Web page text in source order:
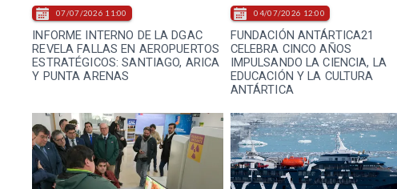
INFORME INTERNO DE LA DGAC
REVELA FALLAS EN AEROPUERTOS
ESTRATÉGICOS: SANTIAGO, ARICA
Y PUNTA ARENAS
07/07/2026 11:00
FUNDACIÓN ANTÁRTICA21
CELEBRA CINCO AÑOS
IMPULSANDO LA CIENCIA, LA
EDUCACIÓN Y LA CULTURA
ANTÁRTICA
04/07/2026 12:00